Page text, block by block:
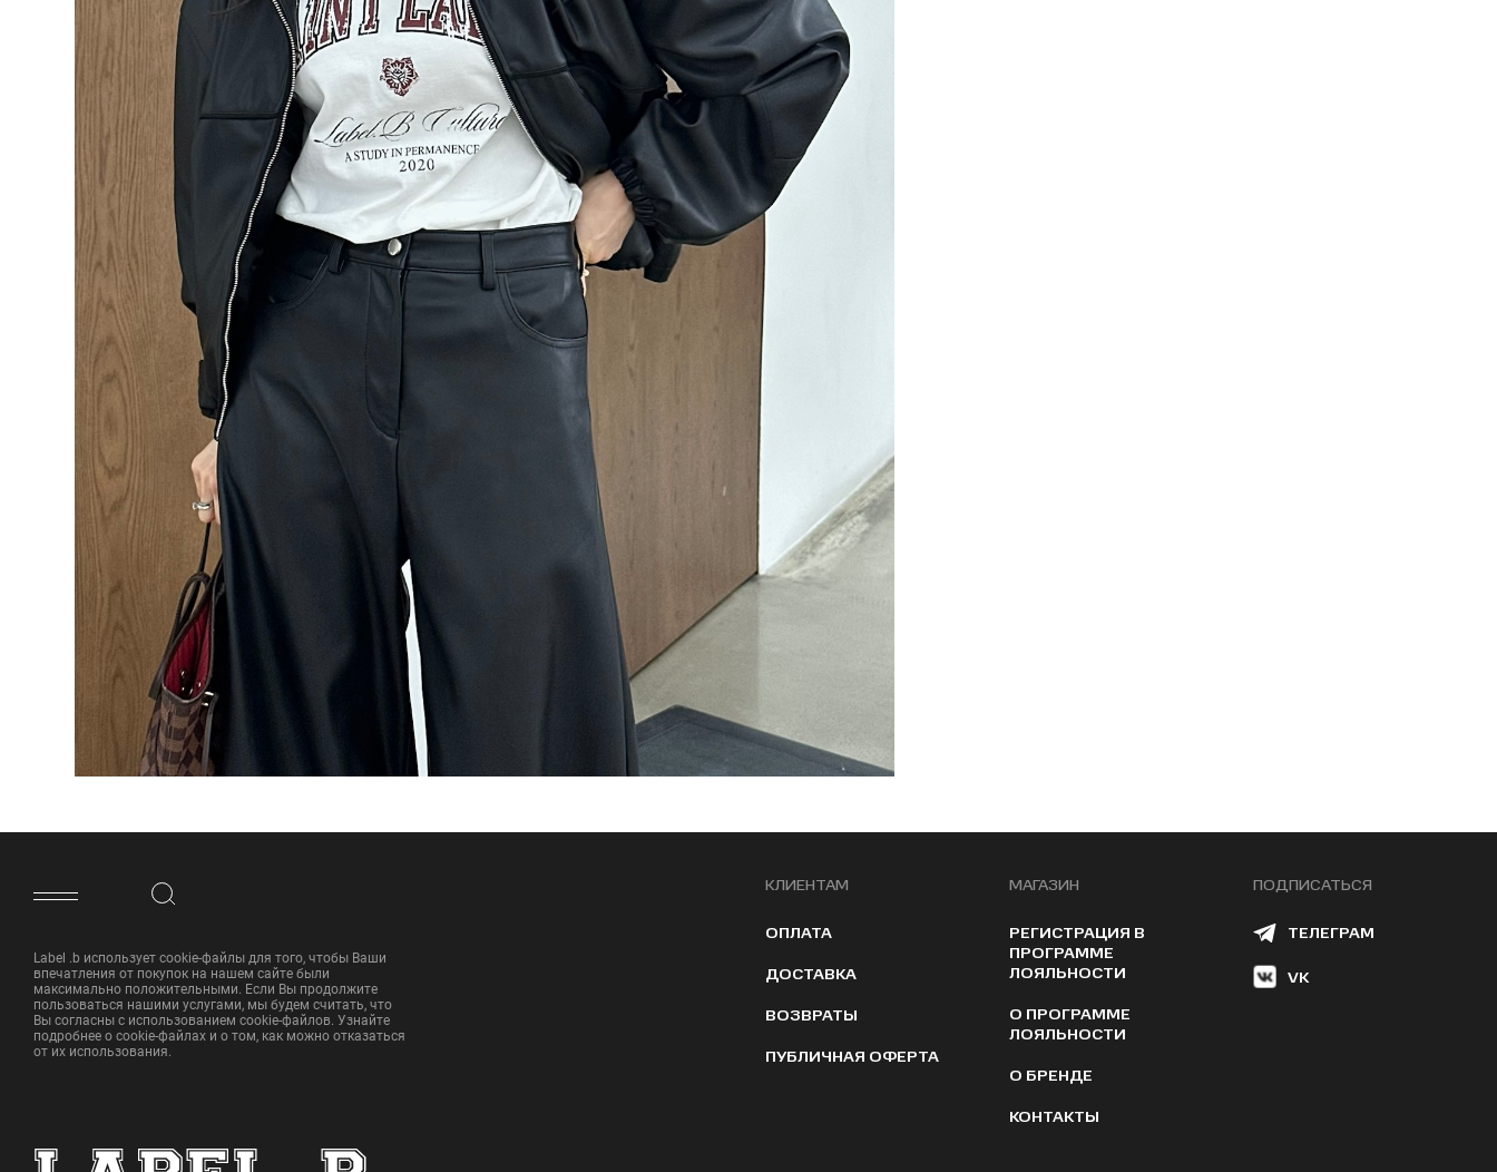
ФУТЕР САЙТА
Label .b использует cookie-файлы для того, чтобы Ваши
впечатления от покупок на нашем сайте были
максимально положительными. Если Вы продолжите
пользоваться нашими услугами, мы будем считать, что
Вы согласны с использованием cookie-файлов. Узнайте
подробнее о cookie-файлах и о том, как можно отказаться
от их использования.
КЛИЕНТАМ
ОПЛАТА
ДОСТАВКА
ВОЗВРАТЫ
ПУБЛИЧНАЯ ОФЕРТА
МАГАЗИН
РЕГИСТРАЦИЯ В
ПРОГРАММЕ
ЛОЯЛЬНОСТИ
О ПРОГРАММЕ
ЛОЯЛЬНОСТИ
О БРЕНДЕ
КОНТАКТЫ
ПОДПИСАТЬСЯ
ТЕЛЕГРАМ
VK